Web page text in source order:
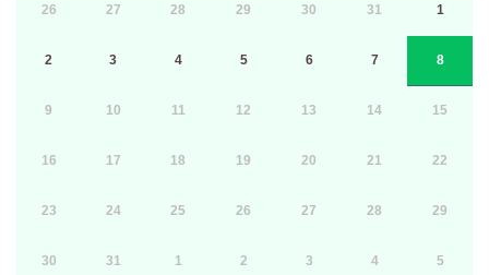
26 27 28 29 30 31 1
2 3 4 5 6 7 8
9 10 11 12 13 14 15
16 17 18 19 20 21 22
23 24 25 26 27 28 29
30 31 1 2 3 4 5